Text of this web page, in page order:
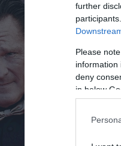
further
Please
information
deny
in below